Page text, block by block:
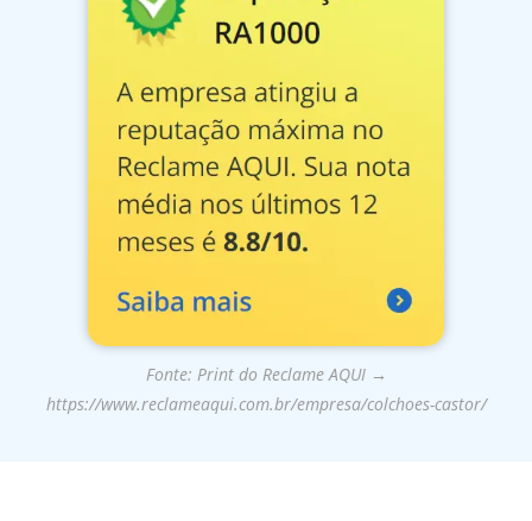
Fonte: Print do Reclame AQUI →
https://www.reclameaqui.com.br/empresa/colchoes-castor/